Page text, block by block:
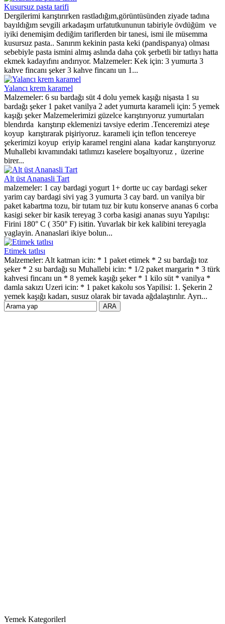
Kusursuz pasta tarifi
Dergilerimi karıştırırken rastladığım,görüntüsünden ziyade tadına
bayıldığım sevgili arkadaşım urfatutkununun tabiriyle övdüğüm ve
iyiki denemişim dediğim tariflerden bir tanesi, ismi ile müsemma
kusursuz pasta.. Sanırım kekinin pasta keki (pandispanya) olması
sebebiyle pasta ismini almış aslında daha çok şerbetli bir tatlıyı hatta
ekmek kadayıfını andırıyor. Malzemeler: Kek için: 3 yumurta 3
kahve fincanı şeker 3 kahve fincanı un 1...
Yalancı krem karamel
Malzemeler: 6 su bardağı süt 4 dolu yemek kaşığı nişasta 1 su
bardağı şeker 1 paket vanilya 2 adet yumurta karameli için: 5 yemek
kaşığı şeker Malzemelerimizi güzelce karıştırıyoruz yumurtaları
blendırda karıştırıp eklemenizi tavsiye ederim .Tenceremizi ateşe
koyup karıştırarak pişiriyoruz. karameli için teflon tencereye
şekerimizi koyup eriyip karamel rengini alana kadar karıştırıyoruz
Muhallebi kıvamındaki tatlımızı kaselere boşaltıyoruz , üzerine
birer...
Alt üst Ananasli Tart
malzemeler: 1 cay bardagi yogurt 1+ dortte uc cay bardagi seker
yarim cay bardagi sivi yag 3 yumurta 3 cay bard. un vanilya bir
paket kabartma tozu, bir tutam tuz bir kutu konserve ananas 6 corba
kasigi seker bir kasik tereyag 3 corba kasigi ananas suyu Yapılışı:
Firini 180° C ( 350° F) isitin. Yuvarlak bir kek kalibini tereyagla
yaglayin. Ananaslari ikiye bolun...
Etimek tatlısı
Malzemeler: Alt katman icin: * 1 paket etimek * 2 su bardağı toz
şeker * 2 su bardağı su Muhallebi icin: * 1/2 paket margarin * 3 türk
kahvesi fincanı un * 8 yemek kaşığı şeker * 1 kilo süt * vanilya *
damla sakızı Uzeri icin: * 1 paket kakolu sos Yapilisi: 1. Şekerin 2
yemek kaşığı kadarı, susuz olarak bir tavada ağdalaştırılır. Ayrı...
Yemek Kategorilerl